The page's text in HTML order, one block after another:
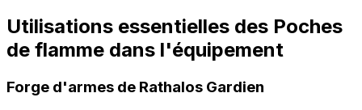
Utilisations essentielles des Poches
de flamme dans l'équipement
Forge d'armes de Rathalos Gardien